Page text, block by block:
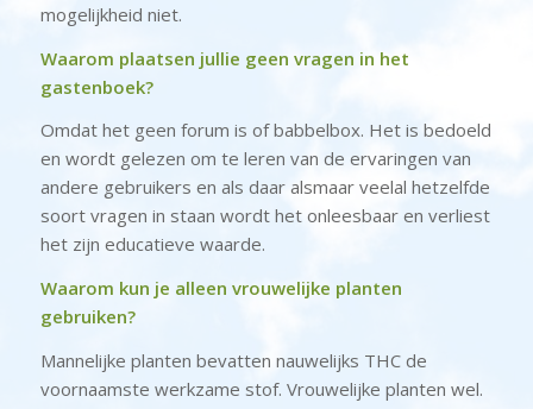
mogelijkheid niet.
Waarom plaatsen jullie geen vragen in het
gastenboek?
Omdat het geen forum is of babbelbox. Het is bedoeld
en wordt gelezen om te leren van de ervaringen van
andere gebruikers en als daar alsmaar veelal hetzelfde
soort vragen in staan wordt het onleesbaar en verliest
het zijn educatieve waarde.
Waarom kun je alleen vrouwelijke planten
gebruiken?
Mannelijke planten bevatten nauwelijks THC de
voornaamste werkzame stof. Vrouwelijke planten wel.